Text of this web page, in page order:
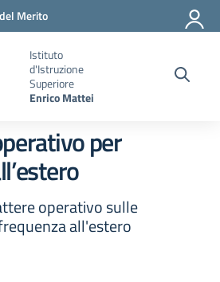
Merito
Istituto
d'Istruzione
Superiore
Enrico Mattei
per
operativo sulle
all'estero